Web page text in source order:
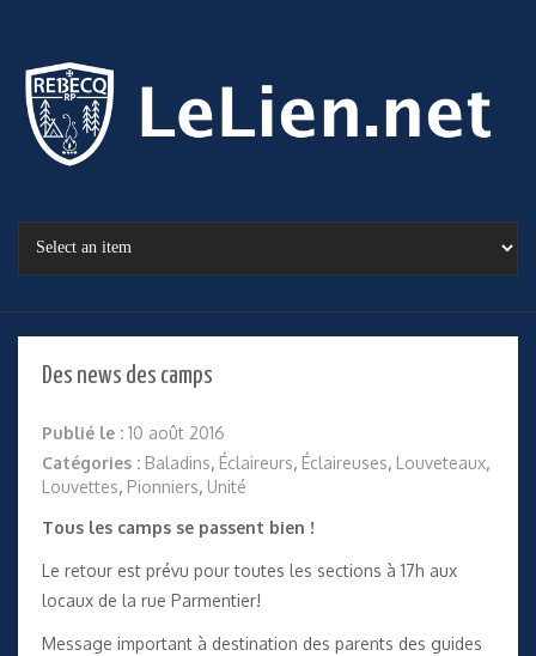
Des news des camps
Publié le : 10 août 2016
Catégories : Baladins, Éclaireurs, Éclaireuses, Louveteaux,
Louvettes, Pionniers, Unité
Tous les camps se passent bien !
Le retour est prévu pour toutes les sections à 17h aux
locaux de la rue Parmentier!
Message important à destination des parents des guides